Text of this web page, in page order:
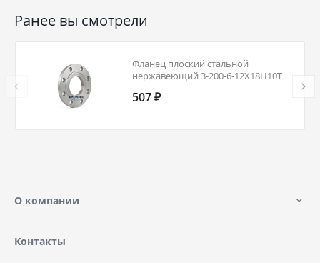
Ранее вы смотрели
Фланец плоский стальной
нержавеющий 3-200-6-12Х18Н10Т
507 ₽
О компании
Контакты